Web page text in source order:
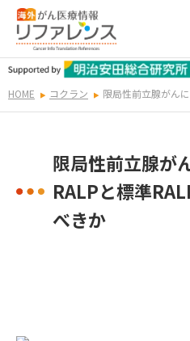
HOME コクラン 限局性前立腺がん
限局性前立腺が
RALPと標準
べきか